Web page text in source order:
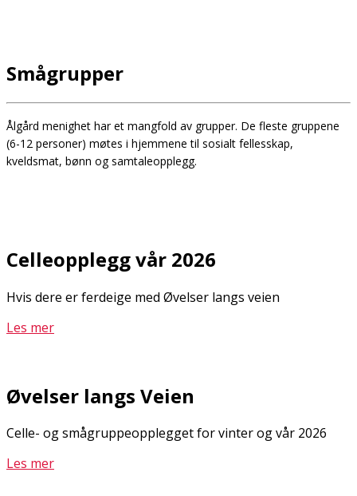
Smågrupper
Ålgård menighet har et mangfold av grupper. De fleste gruppene
(6-12 personer) møtes i hjemmene til sosialt fellesskap,
kveldsmat, bønn og samtaleopplegg.
Celleopplegg vår 2026
Hvis dere er ferdeige med Øvelser langs veien
Les mer
Øvelser langs Veien
Celle- og smågruppeopplegget for vinter og vår 2026
Les mer